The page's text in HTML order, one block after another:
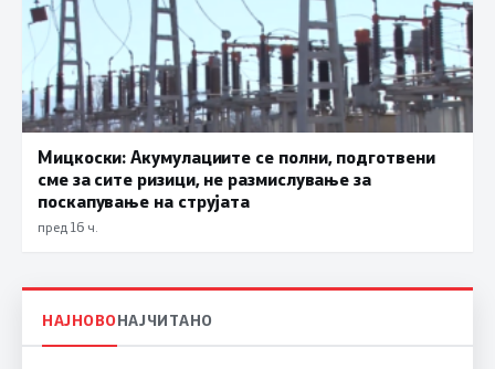
Мицкоски: Акумулациите се полни, подготвени
сме за сите ризици, не размислување за
поскапување на струјата
пред 16 ч.
НАЈНОВОНАЈЧИТАНО